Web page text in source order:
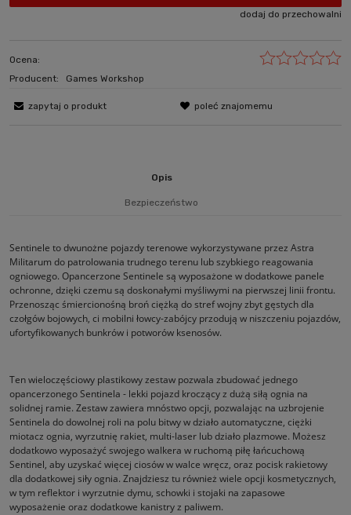
dodaj do przechowalni
Ocena:
Producent:
Games Workshop
zapytaj o produkt poleć znajomemu
Opis
Bezpieczeństwo
Sentinele to dwunożne pojazdy terenowe wykorzystywane przez Astra
Militarum do patrolowania trudnego terenu lub szybkiego reagowania
ogniowego. Opancerzone Sentinele są wyposażone w dodatkowe panele
ochronne, dzięki czemu są doskonałymi myśliwymi na pierwszej linii frontu.
Przenosząc śmiercionośną broń ciężką do stref wojny zbyt gęstych dla
czołgów bojowych, ci mobilni łowcy-zabójcy przodują w niszczeniu pojazdów,
ufortyfikowanych bunkrów i potworów ksenosów.
Ten wieloczęściowy plastikowy zestaw pozwala zbudować jednego
opancerzonego Sentinela - lekki pojazd kroczący z dużą siłą ognia na
solidnej ramie. Zestaw zawiera mnóstwo opcji, pozwalając na uzbrojenie
Sentinela do dowolnej roli na polu bitwy w działo automatyczne, ciężki
miotacz ognia, wyrzutnię rakiet, multi-laser lub działo plazmowe. Możesz
dodatkowo wyposażyć swojego walkera w ruchomą piłę łańcuchową
Sentinel, aby uzyskać więcej ciosów w walce wręcz, oraz pocisk rakietowy
dla dodatkowej siły ognia. Znajdziesz tu również wiele opcji kosmetycznych,
w tym reflektor i wyrzutnie dymu, schowki i stojaki na zapasowe
wyposażenie oraz dodatkowe kanistry z paliwem.